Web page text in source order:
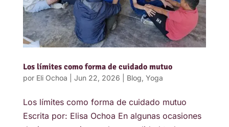
Los límites como forma de cuidado mutuo
por Eli Ochoa Jun 22, 2026 Blog, Yoga
Los límites como forma de cuidado mutuo
Escrita por: Elisa Ochoa En algunas ocasiones